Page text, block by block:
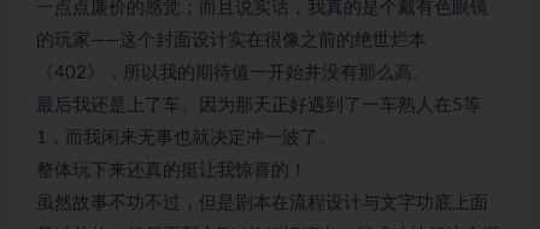
一点点廉价的感觉；而且说实话，我真的是个戴有色眼镜
的玩家——这个封面设计实在很像之前的绝世烂本
《402》，所以我的期待值一开始并没有那么高。
最后我还是上了车。因为那天正好遇到了一车熟人在5等
1，而我闲来无事也就决定冲一波了。
整体玩下来还真的挺让我惊喜的！
虽然故事不功不过，但是剧本在流程设计与文字功底上面